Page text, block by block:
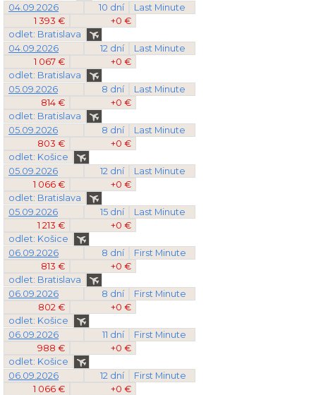
04.09.2026 10 dní
Last Minute
1 393 €
+0 €
odlet: Bratislava
04.09.2026
12 dní
Last Minute
1 067 €
+0 €
odlet: Bratislava
05.09.2026
8 dní
Last Minute
814 €
+0 €
odlet: Bratislava
05.09.2026
8 dní
Last Minute
803 €
+0 €
odlet: Košice
05.09.2026
12 dní
Last Minute
1 066 €
+0 €
odlet: Bratislava
05.09.2026
15 dní
Last Minute
1 213 €
+0 €
odlet: Košice
06.09.2026
8 dní
First Minute
813 €
+0 €
odlet: Bratislava
06.09.2026
8 dní
First Minute
802 €
+0 €
odlet: Košice
06.09.2026
11 dní
First Minute
988 €
+0 €
odlet: Košice
06.09.2026
12 dní
First Minute
1 066 €
+0 €